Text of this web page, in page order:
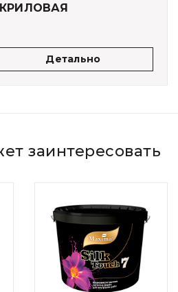
Детально
заинтересовать